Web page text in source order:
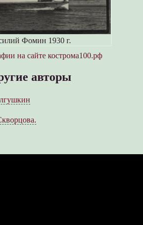
Фомин 1930 г.
на сайте кострома100.рф
авторы